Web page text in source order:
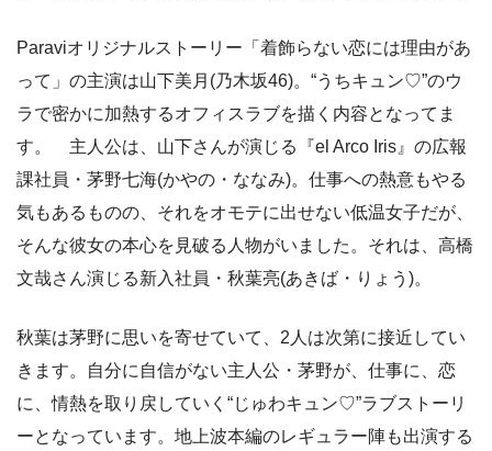
Paraviオリジナルストーリー「着飾らない恋には理由があ
って」の主演は山下美月(乃木坂46)。“うちキュン♡”のウ
ラで密かに加熱するオフィスラブを描く内容となってま
す。 主人公は、山下さんが演じる『el Arco Iris』の広報
課社員・茅野七海(かやの・ななみ)。仕事への熱意もやる
気もあるものの、それをオモテに出せない低温女子だが、
そんな彼女の本心を見破る人物がいました。それは、高橋
文哉さん演じる新入社員・秋葉亮(あきば・りょう)。
秋葉は茅野に思いを寄せていて、2人は次第に接近してい
きます。自分に自信がない主人公・茅野が、仕事に、恋
に、情熱を取り戻していく“じゅわキュン♡”ラブストーリ
ーとなっています。地上波本編のレギュラー陣も出演する